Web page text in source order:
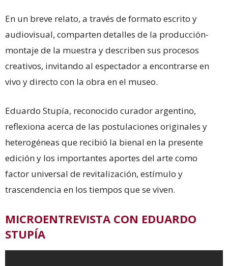
En un breve relato, a través de formato escrito y
audiovisual, comparten detalles de la producción-
montaje de la muestra y describen sus procesos
creativos, invitando al espectador a encontrarse en
vivo y directo con la obra en el museo.
Eduardo Stupía, reconocido curador argentino,
reflexiona acerca de las postulaciones originales y
heterogéneas que recibió la bienal en la presente
edición y los importantes aportes del arte como
factor universal de revitalización, estímulo y
trascendencia en los tiempos que se viven.
MICROENTREVISTA CON EDUARDO
STUPÍA